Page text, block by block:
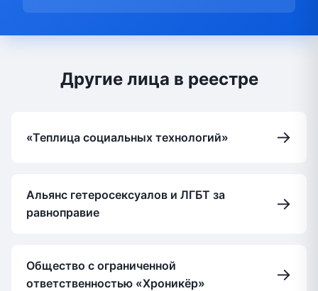
Другие лица в реестре
«Теплица социальных технологий» →
Альянс гетеросексуалов и ЛГБТ за
равноправие
→
Общество с ограниченной
ответственностью «Хроникёр»
→